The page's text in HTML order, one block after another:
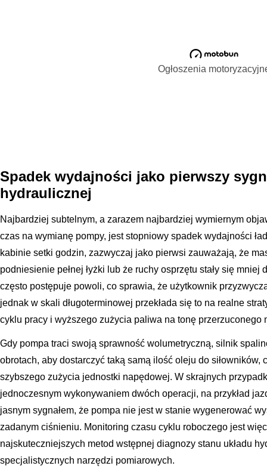
Ogłoszenia
Spadek wydajności jako pierwszy
hydraulicznej
Najbardziej subtelnym, a zarazem najbardziej wymiernym
czas na wymianę pompy, jest stopniowy spadek wydajności
kabinie setki godzin, zazwyczaj jako pierwsi zauważają, że
podniesienie pełnej łyżki lub że ruchy osprzętu stały się
często postępuje powoli, co sprawia, że użytkownik
jednak w skali długoterminowej przekłada się to na realne
cyklu pracy i wyższego zużycia paliwa na tonę przerzuconego
Gdy pompa traci swoją sprawność wolumetryczną, silnik
obrotach, aby dostarczyć taką samą ilość oleju do
szybszego zużycia jednostki napędowej. W skrajnych
jednoczesnym wykonywaniem dwóch operacji, na przykład
jasnym sygnałem, że pompa nie jest w stanie wygenerować
zadanym ciśnieniu. Monitoring czasu cyklu roboczego jest
najskuteczniejszych metod wstępnej diagnozy stanu układu
specjalistycznych narzędzi pomiarowych.